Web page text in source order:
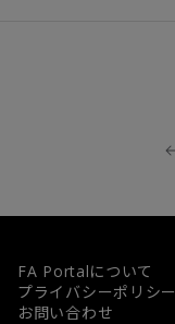
FA Portalについて
プライバシーポリシー
お問い合わせ